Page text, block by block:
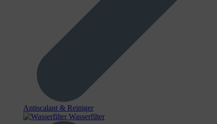
Antiscalant & Reiniger
Wasserfilter